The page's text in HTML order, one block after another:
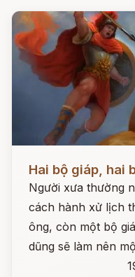
Hai bộ giáp, hai
Người xưa thường
cách hành xử lịch
ông, còn một bộ
dũng sẽ làm nên